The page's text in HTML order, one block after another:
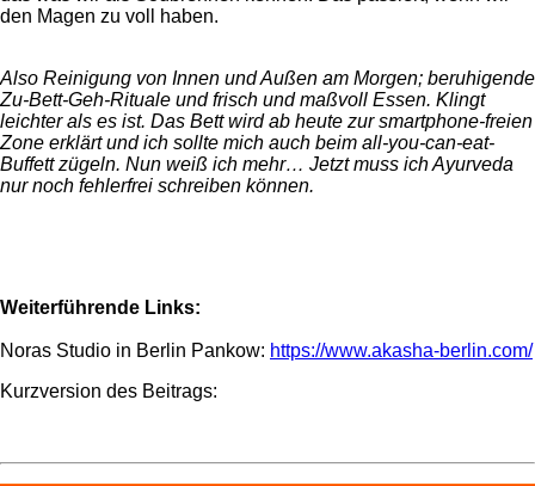
den Magen zu voll haben.
Also Reinigung von Innen und Außen am Morgen; beruhigende
Zu-Bett-Geh-Rituale und frisch und maßvoll Essen. Klingt
leichter als es ist. Das Bett wird ab heute zur smartphone-freien
Zone erklärt und ich sollte mich auch beim all-you-can-eat-
Buffett zügeln. Nun weiß ich mehr… Jetzt muss ich Ayurveda
nur noch fehlerfrei schreiben können.
Weiterführende Links:
Noras Studio in Berlin Pankow: https://www.akasha-berlin.com/
Kurzversion des Beitrags: